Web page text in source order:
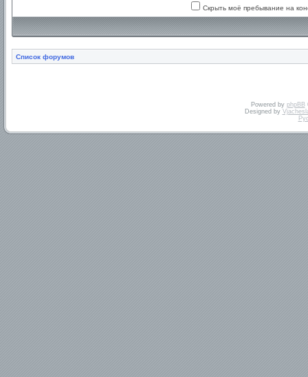
Скрыть моё пребывание на
Список форумов
Powered by phpBB
Designed by